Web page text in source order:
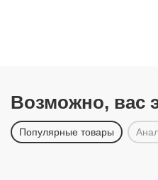
Возможно, вас
Популярные товары